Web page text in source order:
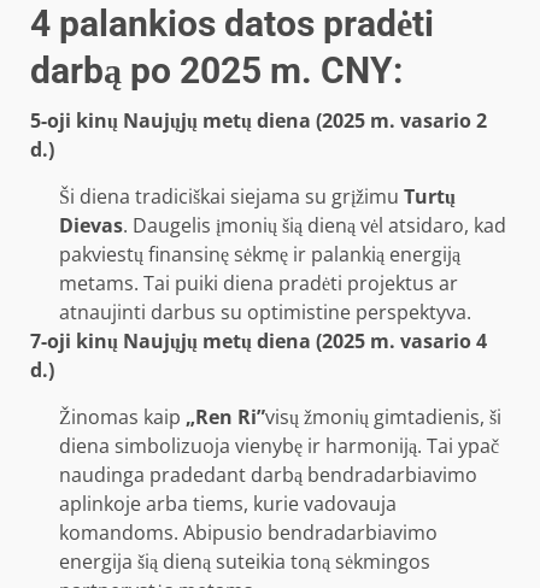
4 palankios datos pradėti
darbą po 2025 m. CNY:
5-oji kinų Naujųjų metų diena (2025 m. vasario 2
d.)
Ši diena tradiciškai siejama su grįžimu Turtų
Dievas. Daugelis įmonių šią dieną vėl atsidaro, kad
pakviestų finansinę sėkmę ir palankią energiją
metams. Tai puiki diena pradėti projektus ar
atnaujinti darbus su optimistine perspektyva.
7-oji kinų Naujųjų metų diena (2025 m. vasario 4
d.)
Žinomas kaip „Ren Ri”visų žmonių gimtadienis, ši
diena simbolizuoja vienybę ir harmoniją. Tai ypač
naudinga pradedant darbą bendradarbiavimo
aplinkoje arba tiems, kurie vadovauja
komandoms. Abipusio bendradarbiavimo
energija šią dieną suteikia toną sėkmingos